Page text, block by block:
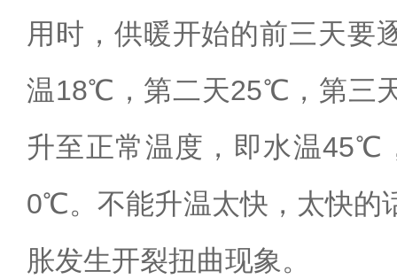
用时，供暖开始的前三天要
温18℃，第二天25℃，第三
升至正常温度，即水温
0℃。不能升温太快，太快的
胀发生开裂扭曲现象。